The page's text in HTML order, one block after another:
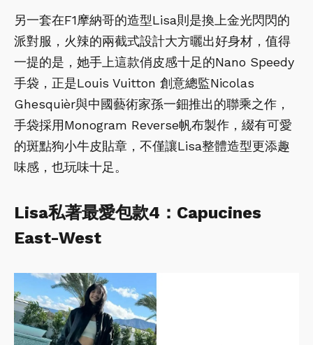
另一套在F1摩納哥的造型Lisa則是換上金光閃閃的
派對服，火辣的兩截式設計大方曬出好身材，值得
一提的是，她手上這款俏皮感十足的Nano Speedy
手袋，正是Louis Vuitton 創意總監Nicolas
Ghesquièr與中國藝術家孫一鈿推出的聯乘之作，
手袋採用Monogram Reverse帆布製作，綴有可愛
的斑點狗小牛皮貼章，不僅讓Lisa整體造型更添趣
味感，也玩味十足。
Lisa私著最愛包款4：Capucines
East-West